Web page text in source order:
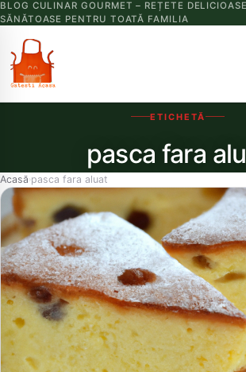
BLOG CULINAR GOURMET – REȚETE
SĂNĂTOASE PENTRU TOATĂ FAMILIA
ETICHETĂ
pasca fara
Acasă›pasca fara aluat